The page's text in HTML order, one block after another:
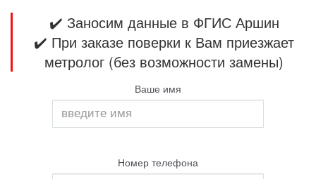
✔️ Заносим данные в ФГИС Аршин
✔️ При заказе поверки к Вам приезжает
метролог (без возможности замены)
Ваше имя
Номер телефона